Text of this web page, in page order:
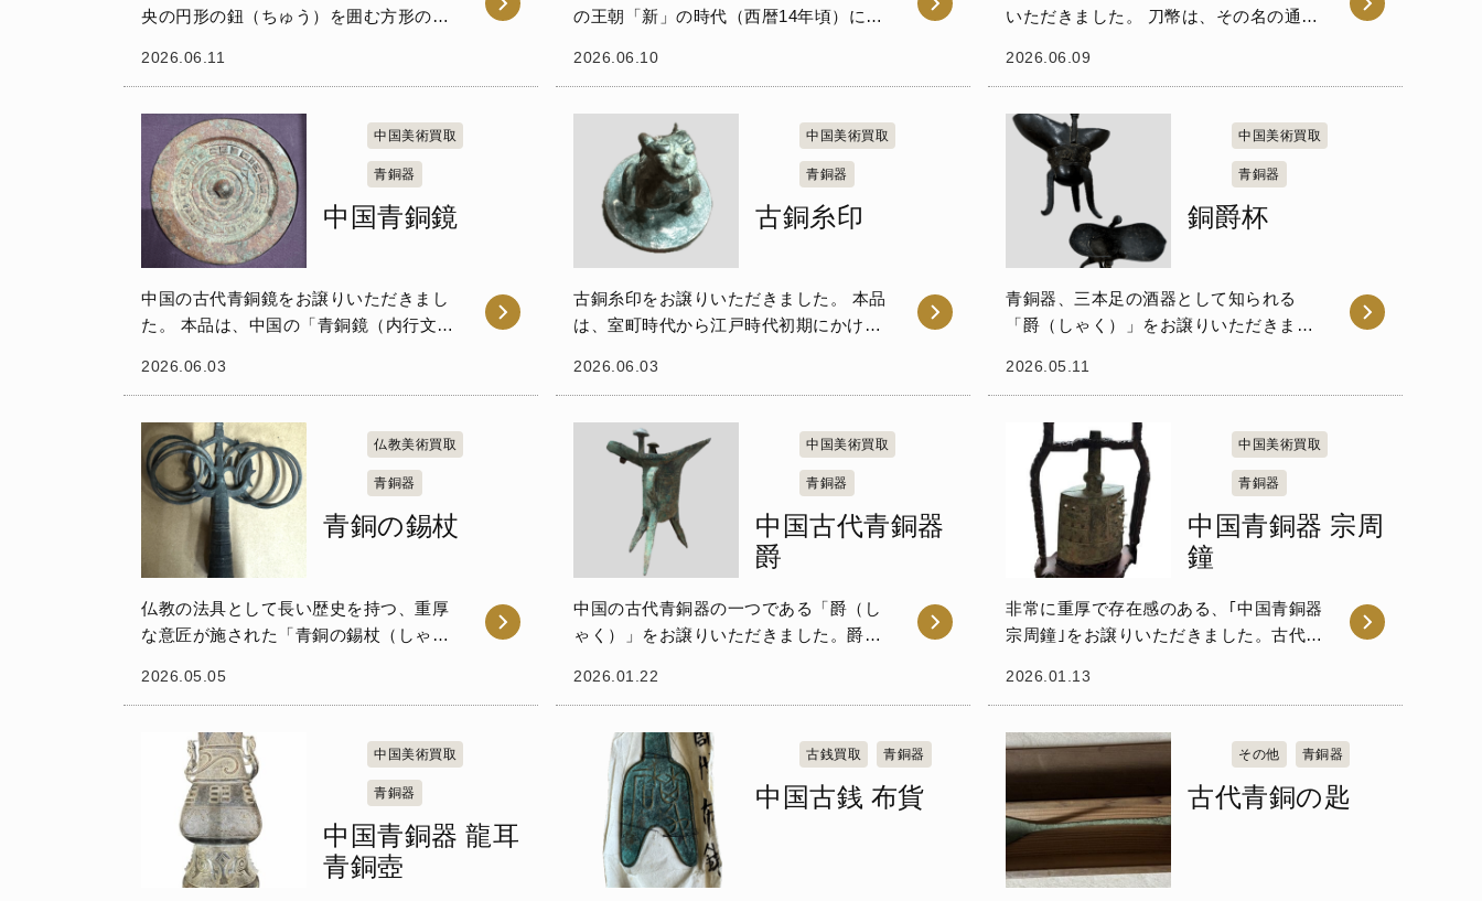
央の円形の鈕（ちゅう）を囲む方形の区
草文が配されています。 これらは単なる
観や天文学的...
2026.06.11
の王朝「新」の時代（西暦14年頃）に鋳
お譲りいただきました。 貨布の形状は古
流れを汲んでお...
2026.06.10
いただきました。 刀幣は、その名の通り
であり、中国の春秋戦国時代に主に燕や
当時の日常道...
2026.06.09
中国美術買取
青銅器
中国青銅鏡
中国の古代青銅鏡をお譲りいただきまし
た。 本品は、中国の「青銅鏡（内行文銘
や赤錆が浮き出ており、千数百年以上も
す。 中央の突...
2026.06.03
中国美術買取
青銅器
古銅糸印
古銅糸印をお譲りいただきました。 本品
は、室町時代から江戸時代初期にかけて
れを模して国内で鋳造された青銅製の小
引の際に受領...
2026.06.03
中国美術買取
青銅器
銅爵杯
青銅器、三本足の酒器として知られる
「爵（しゃく）」をお譲りいただきまし
つ品物の一つです。 爵は、上部に「柱」
た「流」という注ぎ...
2026.05.11
仏教美術買取
青銅器
青銅の錫杖
仏教の法具として長い歴史を持つ、重厚
な意匠が施された「青銅の錫杖（しゃく
を歩く際に、その音で毒蛇や害虫を追い
される僧具の一種...
2026.05.05
中国美術買取
青銅器
中国古代青銅器
爵
中国の古代青銅器の一つである「爵（し
ゃく）」をお譲りいただきました。爵
時代において、儀式や祭祀の際に酒を温
た極めて格式の高い礼器...
2026.01.22
中国美術買取
青銅器
中国青銅器 宗周
鐘
非常に重厚で存在感のある、｢中国青銅器
宗周鐘｣をお譲りいただきました。古代中
宗周鐘とは、西周時代(約紀元前11～前8
に...
2026.01.13
中国美術買取
青銅器
中国青銅器 龍耳
青銅壺
古銭買取 青銅器
中国古銭 布貨
その他 青銅器
古代青銅の匙